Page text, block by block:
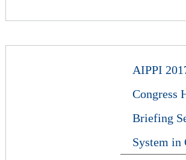
AIPPI
Congress
Briefing
System in